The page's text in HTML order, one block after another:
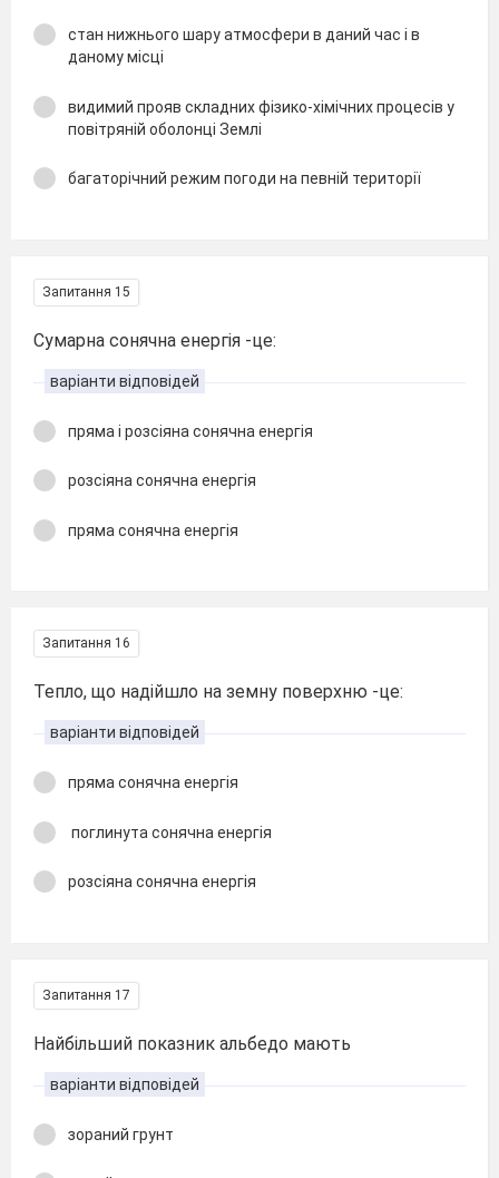
стан нижнього шару атмосфери в даний час і в
даному місці
видимий прояв складних фізико-хімічних процесів у
повітряній оболонці Землі
багаторічний режим погоди на певній території
Запитання 15
Сумарна сонячна енергія -це:
варіанти відповідей
пряма і розсіяна сонячна енергія
розсіяна сонячна енергія
пряма сонячна енергія
Запитання 16
Тепло, що надійшло на земну поверхню -це:
варіанти відповідей
пряма сонячна енергія
поглинута сонячна енергія
розсіяна сонячна енергія
Запитання 17
Найбільший показник альбедо мають
варіанти відповідей
зораний грунт